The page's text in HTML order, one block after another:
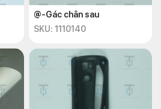
@-Gác chân sau
SKU: 1110140